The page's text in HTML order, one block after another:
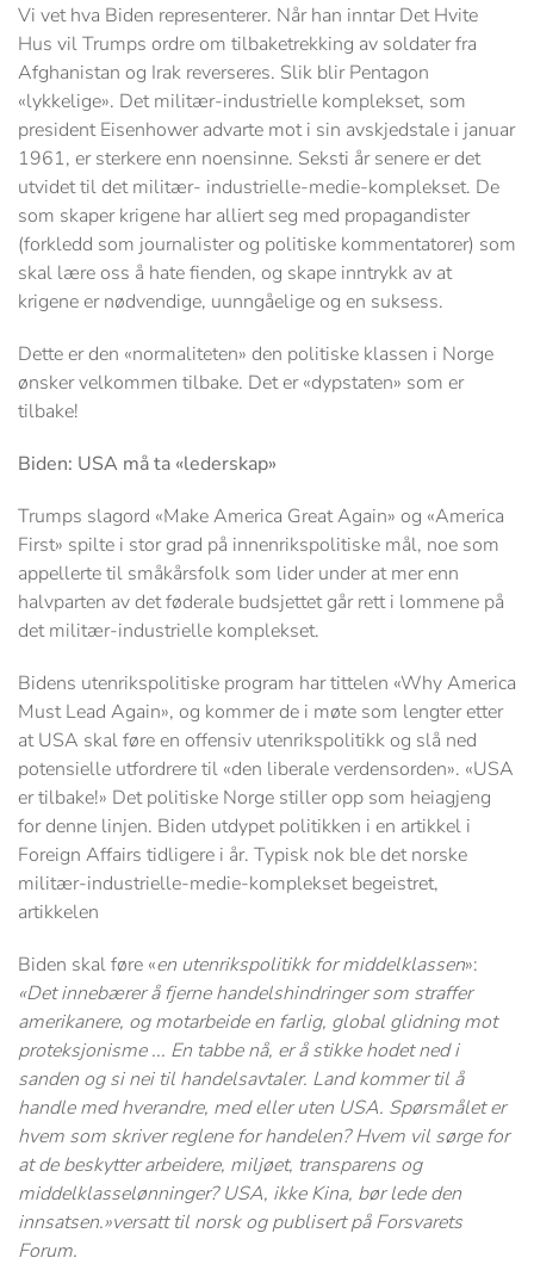
Vi vet hva Biden representerer. Når han inntar Det Hvite
Hus vil Trumps ordre om tilbaketrekking av soldater fra
Afghanistan og Irak reverseres. Slik blir Pentagon
«lykkelige». Det militær-industrielle komplekset, som
president Eisenhower advarte mot i sin avskjedstale i januar
1961, er sterkere enn noensinne. Seksti år senere er det
utvidet til det militær- industrielle-medie-komplekset. De
som skaper krigene har alliert seg med propagandister
(forkledd som journalister og politiske kommentatorer) som
skal lære oss å hate fienden, og skape inntrykk av at
krigene er nødvendige, uunngåelige og en suksess.
Dette er den «normaliteten» den politiske klassen i Norge
ønsker velkommen tilbake. Det er «dypstaten» som er
tilbake!
Biden: USA må ta «lederskap»
Trumps slagord «Make America Great Again» og «America
First» spilte i stor grad på innenrikspolitiske mål, noe som
appellerte til småkårsfolk som lider under at mer enn
halvparten av det føderale budsjettet går rett i lommene på
det militær-industrielle komplekset.
Bidens utenrikspolitiske program har tittelen «Why America
Must Lead Again», og kommer de i møte som lengter etter
at USA skal føre en offensiv utenrikspolitikk og slå ned
potensielle utfordrere til «den liberale verdensorden». «USA
er tilbake!» Det politiske Norge stiller opp som heiagjeng
for denne linjen. Biden utdypet politikken i en artikkel i
Foreign Affairs tidligere i år. Typisk nok ble det norske
militær-industrielle-medie-komplekset begeistret,
artikkelen
Biden skal føre «en utenrikspolitikk for middelklassen»:
«Det innebærer å fjerne handelshindringer som straffer
amerikanere, og motarbeide en farlig, global glidning mot
proteksjonisme ... En tabbe nå, er å stikke hodet ned i
sanden og si nei til handelsavtaler. Land kommer til å
handle med hverandre, med eller uten USA. Spørsmålet er
hvem som skriver reglene for handelen? Hvem vil sørge for
at de beskytter arbeidere, miljøet, transparens og
middelklasselønninger? USA, ikke Kina, bør lede den
innsatsen.»versatt til norsk og publisert på Forsvarets
Forum.